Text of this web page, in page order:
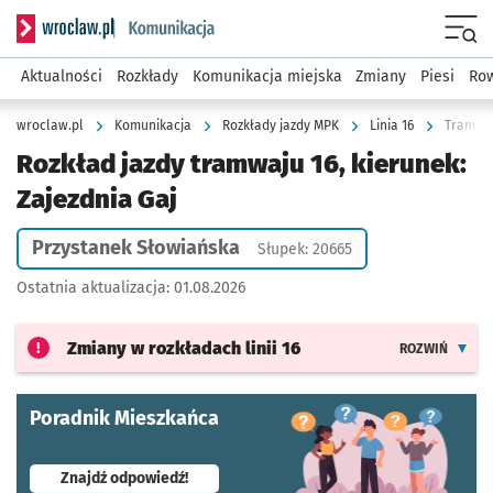
Serwis informacyjny wroclaw.pl podserwis: Komunikacja
Aktualności Rozkłady Komunikacja miejska Zmiany Piesi
wroclaw.pl Komunikacja Rozkłady jazdy MPK Linia 16
Rozkład jazdy tramwaju 16, kierunek:
Zajezdnia Gaj
Przystanek Słowiańska Słupek: 20665
Ostatnia aktualizacja: 01.08.2026
Zmiany w rozkładach linii 16 ROZWIŃ
Poradnik Mieszkańca
Znajdź odpowiedź!- otworzy się w nowej karcie